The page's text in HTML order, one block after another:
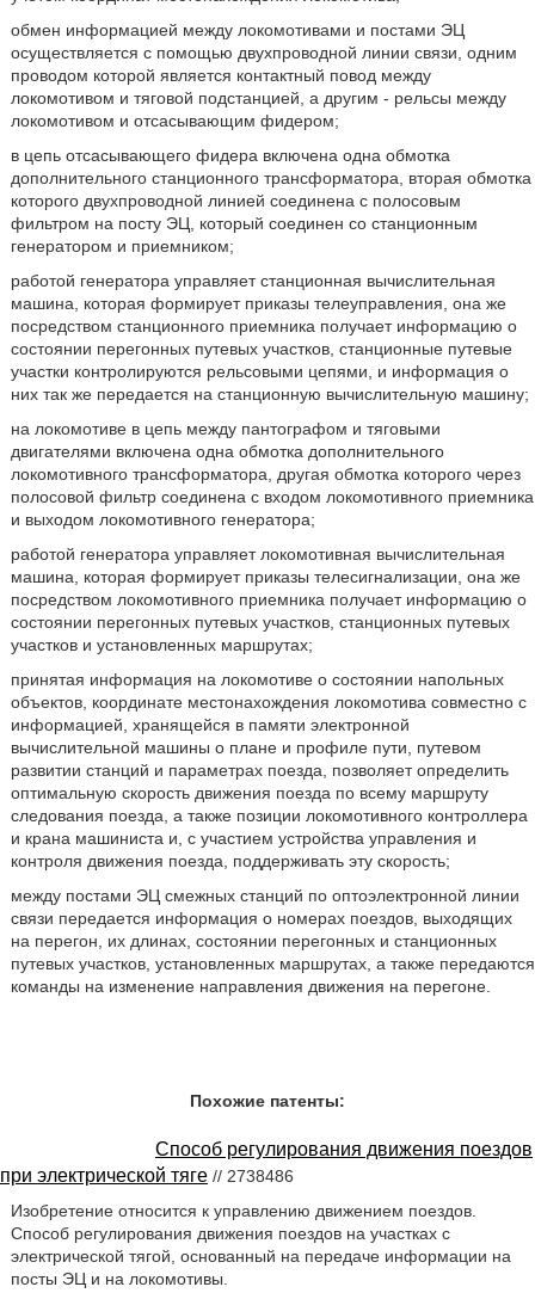
обмен информацией между локомотивами и постами ЭЦ
осуществляется с помощью двухпроводной линии связи, одним
проводом которой является контактный повод между
локомотивом и тяговой подстанцией, а другим - рельсы между
локомотивом и отсасывающим фидером;
в цепь отсасывающего фидера включена одна обмотка
дополнительного станционного трансформатора, вторая обмотка
которого двухпроводной линией соединена с полосовым
фильтром на посту ЭЦ, который соединен со станционным
генератором и приемником;
работой генератора управляет станционная вычислительная
машина, которая формирует приказы телеуправления, она же
посредством станционного приемника получает информацию о
состоянии перегонных путевых участков, станционные путевые
участки контролируются рельсовыми цепями, и информация о
них так же передается на станционную вычислительную машину;
на локомотиве в цепь между пантографом и тяговыми
двигателями включена одна обмотка дополнительного
локомотивного трансформатора, другая обмотка которого через
полосовой фильтр соединена с входом локомотивного приемника
и выходом локомотивного генератора;
работой генератора управляет локомотивная вычислительная
машина, которая формирует приказы телесигнализации, она же
посредством локомотивного приемника получает информацию о
состоянии перегонных путевых участков, станционных путевых
участков и установленных маршрутах;
принятая информация на локомотиве о состоянии напольных
объектов, координате местонахождения локомотива совместно с
информацией, хранящейся в памяти электронной
вычислительной машины о плане и профиле пути, путевом
развитии станций и параметрах поезда, позволяет определить
оптимальную скорость движения поезда по всему маршруту
следования поезда, а также позиции локомотивного контроллера
и крана машиниста и, с участием устройства управления и
контроля движения поезда, поддерживать эту скорость;
между постами ЭЦ смежных станций по оптоэлектронной линии
связи передается информация о номерах поездов, выходящих
на перегон, их длинах, состоянии перегонных и станционных
путевых участков, установленных маршрутах, а также передаются
команды на изменение направления движения на перегоне.
Похожие патенты:
Способ регулирования движения поездов
при электрической тяге // 2738486
Изобретение относится к управлению движением поездов.
Способ регулирования движения поездов на участках с
электрической тягой, основанный на передаче информации на
посты ЭЦ и на локомотивы.